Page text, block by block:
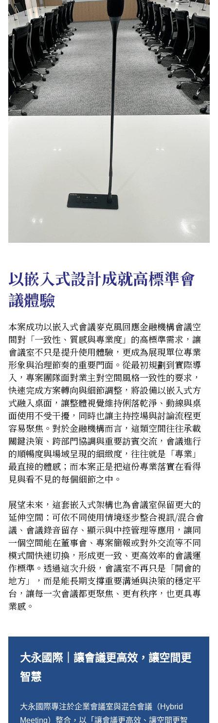
以嵌入式設計成就高標準會
議體驗
本案成功以嵌入式會議麥克風回應金融機構會議空
間對「一致性、質感與專業度」的高標準需求，讓
會議室不只是提升使用體驗，更成為展現單位專業
形象與治理節奏的重要門面。從最初規劃到實際導
入，專案團隊面對業主對空間風格一致性的要求，
快速完成方案轉向與細節調整，將設備以嵌入式方
式融入桌面，讓整體視覺維持俐落乾淨、動線與桌
面使用不受干擾，同時也讓主持控場與討論流程更
容易聚焦。對於金融機構而言，這類空間往往承載
關鍵決策、跨部門協調與重要訪賓交流，會議進行
的順暢度與場域呈現的細緻度，往往就是「專業」
最直接的體感；而本案正是把這份專業落實在看得
見與看不見的每個細節之中。
展望未來，這套嵌入式架構也為會議室保留更大的
延伸空間：可依不同使用情境逐步整合視訊/混合會
議、會議錄音留存、顯示與中控管理等應用，讓同
一個空間能在董事會、專案簡報或對外交流等不同
模式間快速切換，形成更一致、更高效率的會議運
作標準。透過這次升級，會議室不再只是「開會的
地方」，而是能長期支撐重要溝通與決策的穩定平
台，讓每一次會議都更聚焦、更有秩序，也更具專
業感。
大永國際｜讓會議更高效，讓空間更
智慧
大永國際專注於企業會議室與混合會議（Hybrid
Meeting）整合，以「讓會議更高效、讓空間更智